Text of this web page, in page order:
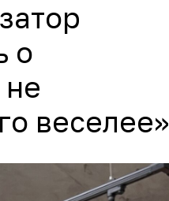
о
веселее»